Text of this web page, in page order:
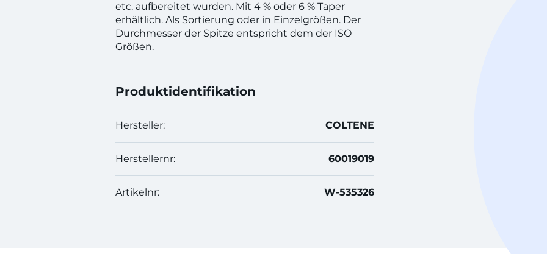
etc. aufbereitet wurden. Mit 4 % oder 6 % Taper
erhältlich. Als Sortierung oder in Einzelgrößen. Der
Durchmesser der Spitze entspricht dem der ISO
Größen.
Produktidentifikation
Hersteller: COLTENE
Herstellernr: 60019019
Artikelnr: W-535326